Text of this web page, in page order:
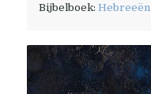
Bijbelboek:Hebreeën